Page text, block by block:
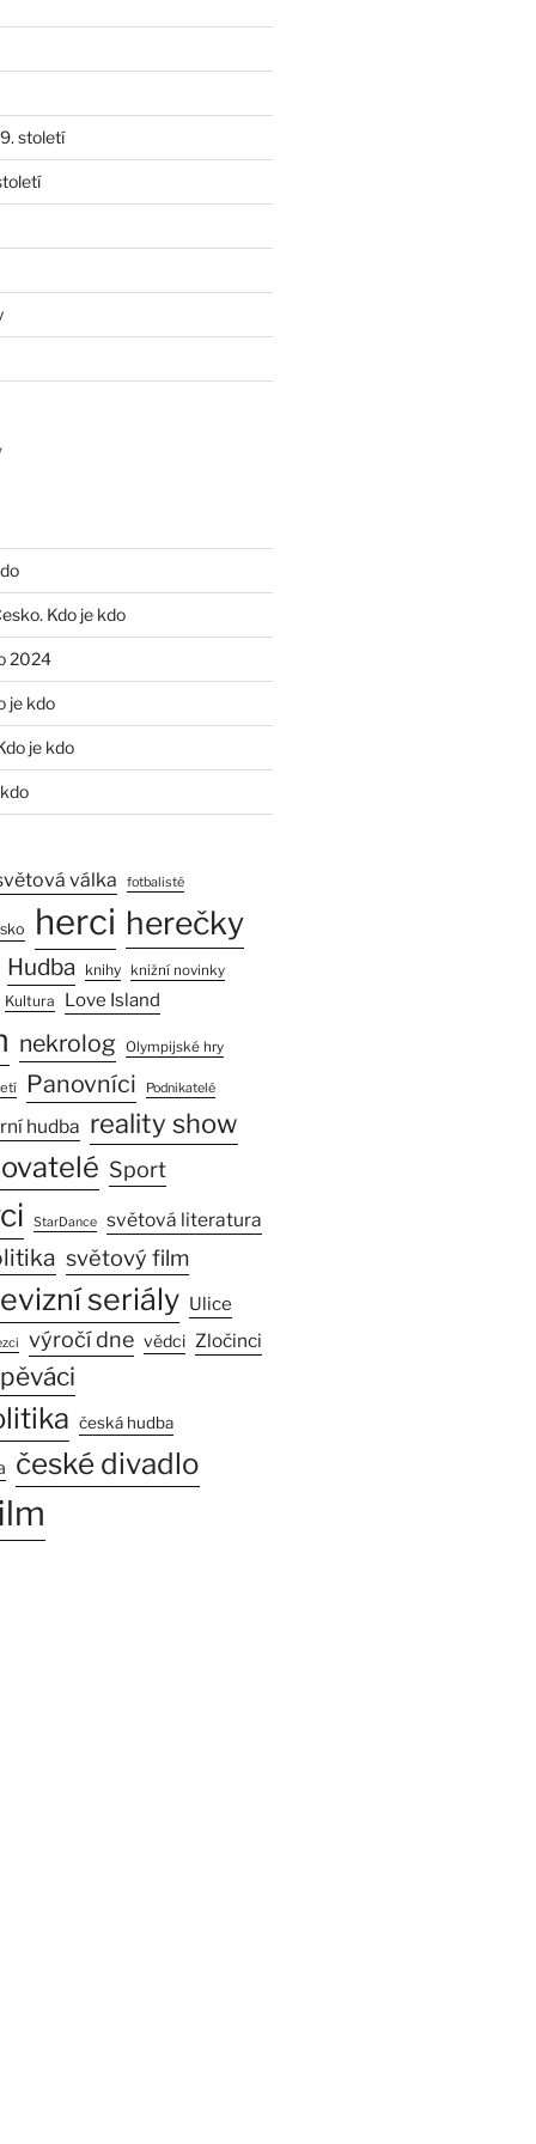
století
Kdo je kdo
2024
je kdo
je kdo
válka fotbalisté
herci herečky
Hudba knihy knižní novinky
Kultura Love Island
nekrolog Olympijské hry
Panovníci Podnikatelé
hudba reality show
Sport
StarDance světová literatura
světový film
seriály Ulice
výročí dne vědci Zločinci
česká hudba
české divadlo